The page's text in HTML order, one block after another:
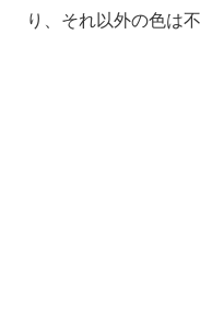
り、それ以外の色は